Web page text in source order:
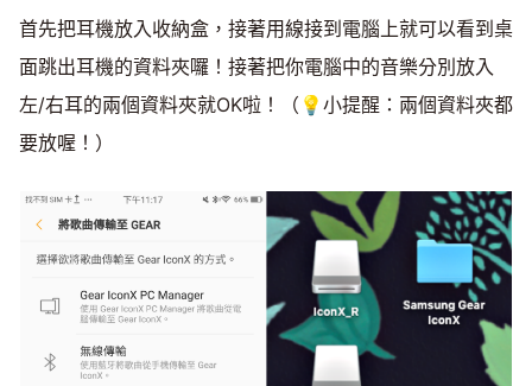
首先把耳機放入收納盒，接著用線接到電腦上就可以看到桌
面跳出耳機的資料夾囉！接著把你電腦中的音樂分別放入
左/右耳的兩個資料夾就OK啦！（💡小提醒：兩個資料夾都
要放喔！）